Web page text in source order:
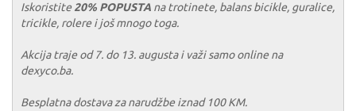
Iskoristite20% POPUSTA na trotinete, balans bicikle, guralice,
tricikle, rolere i još mnogo toga.
Akcija traje od 7. do 13. augusta i važi samo online na
dexyco.ba.
Besplatna dostava za narudžbe iznad 100 KM.